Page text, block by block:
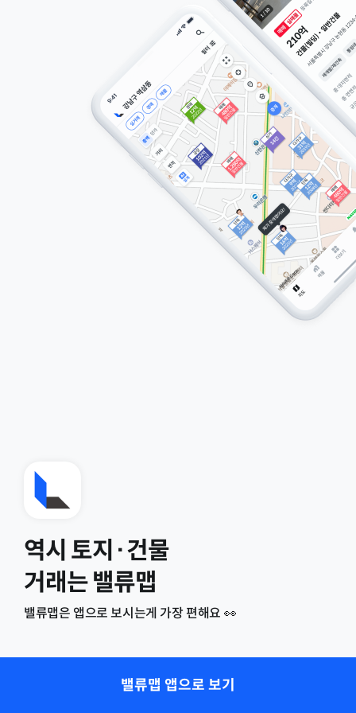
역시 토지·건물
거래는 밸류맵
밸류맵은 앱으로 보시는게 가장 편해요 👀
밸류맵 앱으로 보기